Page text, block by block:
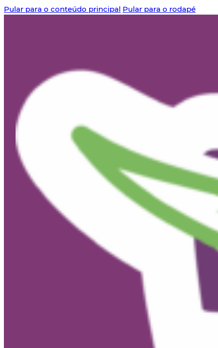
Pular para o conteúdo principal Pular para o rodapé